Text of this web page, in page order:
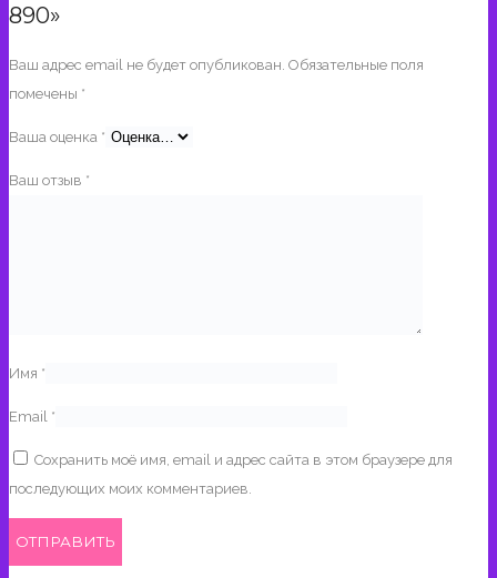
890»
Ваш адрес email не будет опубликован. Обязательные поля
помечены *
Ваша оценка *
Ваш отзыв *
Имя *
Email *
Сохранить моё имя, email и адрес сайта в этом браузере для
последующих моих комментариев.